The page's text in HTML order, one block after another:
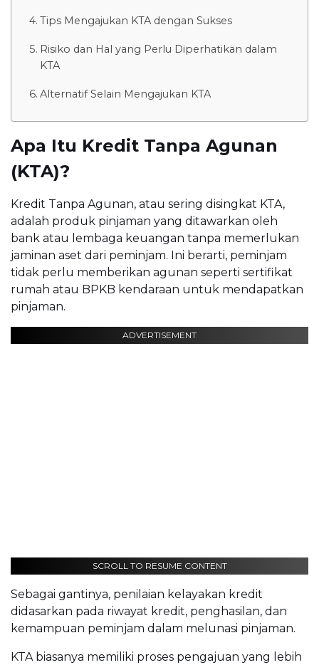
Tips Mengajukan KTA dengan Sukses
Risiko dan Hal yang Perlu Diperhatikan dalam
KTA
Alternatif Selain Mengajukan KTA
Apa Itu Kredit Tanpa Agunan
(KTA)?
Kredit Tanpa Agunan, atau sering disingkat KTA,
adalah produk pinjaman yang ditawarkan oleh
bank atau lembaga keuangan tanpa memerlukan
jaminan aset dari peminjam. Ini berarti, peminjam
tidak perlu memberikan agunan seperti sertifikat
rumah atau BPKB kendaraan untuk mendapatkan
pinjaman.
ADVERTISEMENT
SCROLL TO RESUME CONTENT
Sebagai gantinya, penilaian kelayakan kredit
didasarkan pada riwayat kredit, penghasilan, dan
kemampuan peminjam dalam melunasi pinjaman.
KTA biasanya memiliki proses pengajuan yang lebih